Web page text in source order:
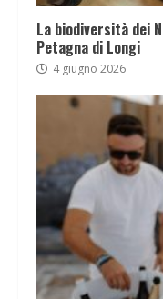
La biodiversità dei
Petagna di Longi
4 giugno 2026